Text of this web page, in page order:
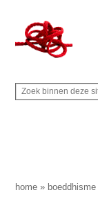
naar
de
inhoud
secondary
naar
de
sidebar
naar
de
Rechts
Z
p
Z
ihome » boeddhisme